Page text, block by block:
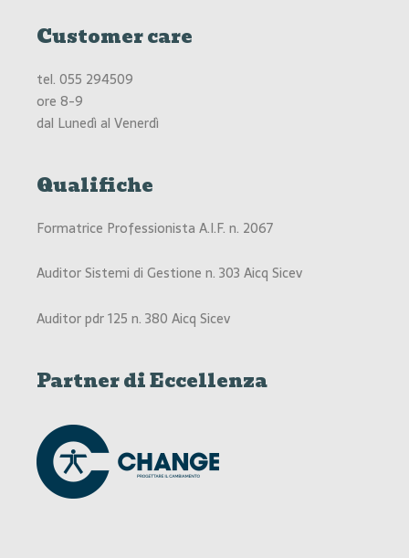
Customer care
tel. 055 294509
ore 8-9
dal Lunedì al Venerdì
Qualifiche
Formatrice Professionista A.I.F. n. 2067
Auditor Sistemi di Gestione n. 303 Aicq Sicev
Auditor pdr 125 n. 380 Aicq Sicev
Partner di Eccellenza